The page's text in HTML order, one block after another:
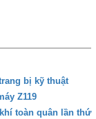
bị kỹ thuật
Z119
toàn quân lần thứ